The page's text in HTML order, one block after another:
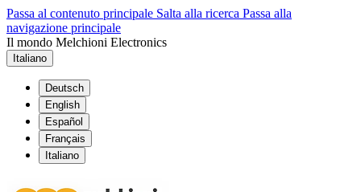
Passa al contenuto principale Salta alla ricerca Passa alla
navigazione principale
Il mondo Melchioni Electronics
Italiano
Deutsch
English
Español
Français
Italiano